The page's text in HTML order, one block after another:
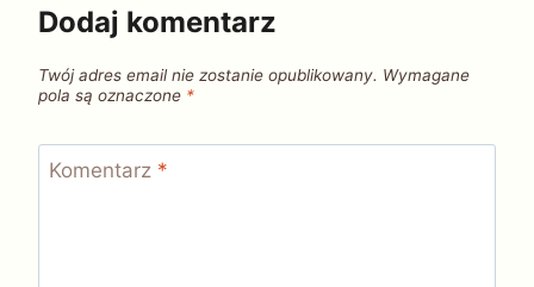
Dodaj komentarz
Twój adres email nie zostanie opublikowany. Wymagane
pola są oznaczone *
Komentarz *